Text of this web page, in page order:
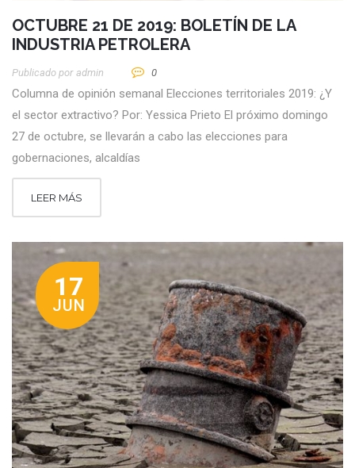
OCTUBRE 21 DE 2019: BOLETÍN DE LA
INDUSTRIA PETROLERA
Publicado por Admin 0
Columna de opinión semanal Elecciones territoriales 2019: ¿Y
el sector extractivo? Por: Yessica Prieto El próximo domingo
27 de octubre, se llevarán a cabo las elecciones para
gobernaciones, alcaldías
LEER MÁS
17
JUN